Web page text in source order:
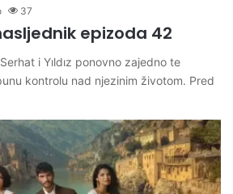
37
epizoda 42
i Yıldız ponovno zajedno te
kontrolu nad njezinim životom. Pred